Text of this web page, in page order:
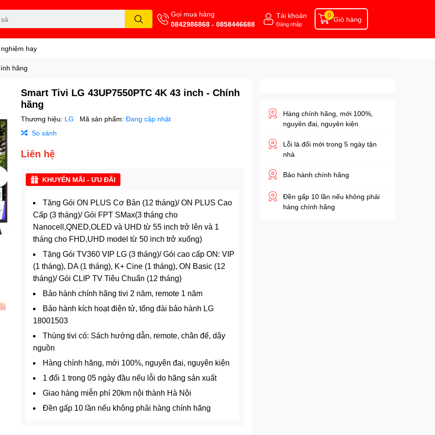
Gọi mua hàng
0842986868 - 0858446688
Tài khoản
Đăng nhập
Giỏ hàng
0
hay
hãng
Smart Tivi LG 43UP7550PTC 4K 43 inch - Chính
hãng
Thương hiệu: LG Mã sản phẩm:Đang cập nhật
So sánh
Liên hệ
KHUYẾN MÃI - ƯU ĐÃI
Tặng Gói ON PLUS Cơ Bản (12 tháng)/ ON PLUS Cao
Cấp (3 tháng)/ Gói FPT SMax(3 tháng cho
Nanocell,QNED,OLED và UHD từ 55 inch trở lên và 1
tháng cho FHD,UHD model từ 50 inch trở xuống)
Tặng Gói TV360 VIP LG (3 tháng)/ Gói cao cấp ON: VIP
(1 tháng), DA (1 tháng), K+ Cine (1 tháng), ON Basic (12
tháng)/ Gói CLIP TV Tiêu Chuẩn (12 tháng)
Bảo hành chính hãng tivi 2 năm, remote 1 năm
Bảo hành kích hoạt điện tử, tổng đài bảo hành LG
18001503
Thùng tivi có: Sách hướng dẫn, remote, chân đế, dây
nguồn
Hàng chính hãng, mới 100%, nguyên đai, nguyên kiện
1 đổi 1 trong 05 ngày đầu nếu lỗi do hãng sản xuất
Giao hàng miễn phí 20km nội thành Hà Nội
Đền gấp 10 lần nếu không phải hàng chính hãng
Hàng chính hãng, mới 100%,
nguyên đai, nguyên kiện
Lỗi là đổi mới trong 5 ngày tận
nhà
Bảo hành chính hãng
Đền gấp 10 lần nếu không phải
hàng chính hãng